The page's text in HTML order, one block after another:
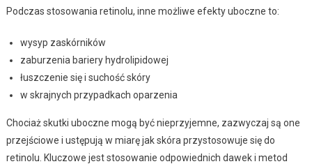
Podczas stosowania retinolu, inne możliwe efekty uboczne to:
wysyp zaskórników
zaburzenia bariery hydrolipidowej
łuszczenie się i suchość skóry
w skrajnych przypadkach oparzenia
Chociaż skutki uboczne mogą być nieprzyjemne, zazwyczaj są one
przejściowe i ustępują w miarę jak skóra przystosowuje się do
retinolu. Kluczowe jest stosowanie odpowiednich dawek i metod